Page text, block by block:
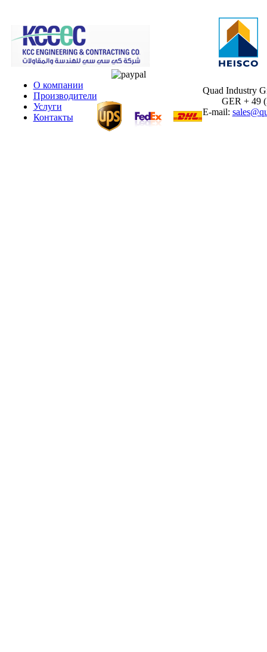
О компании
Производители
Услуги
Контакты
Quad Industry
GER + 49
E-mail: